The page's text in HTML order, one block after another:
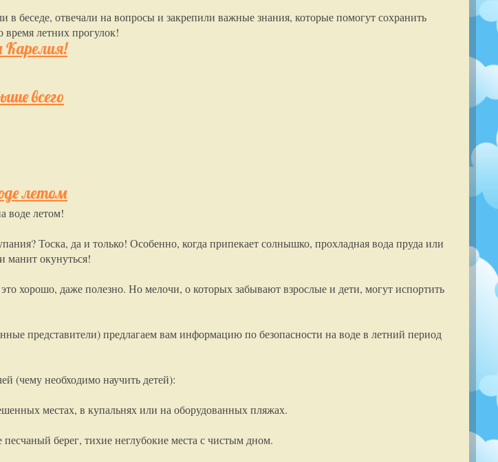
в беседе, отвечали на вопросы и закрепили важные знания, которые помогут сохранить
время летних прогулок!
Карелия!
всего
летом
воде летом!
Тоска, да и только! Особенно, когда припекает солнышко, прохладная вода пруда или
манит окунуться!
хорошо, даже полезно. Но мелочи, о которых забывают взрослые и дети, могут испортить
представители) предлагаем вам информацию по безопасности на воде в летний период
(чему необходимо научить детей):
местах, в купальнях или на оборудованных пляжах.
берег, тихие неглубокие места с чистым дном.